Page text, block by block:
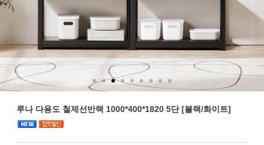
루나 다용도 철제선반랙 1000*400*1820 5단 [블랙/화이트]